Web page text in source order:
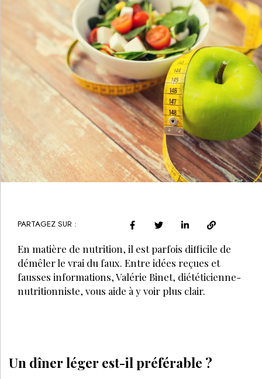
PARTAGEZ SUR :
En matière de nutrition, il est parfois difficile de
démêler le vrai du faux. Entre idées reçues et
fausses informations, Valérie Binet, diététicienne-
nutritionniste, vous aide à y voir plus clair.
Un dîner léger est-il préférable ?